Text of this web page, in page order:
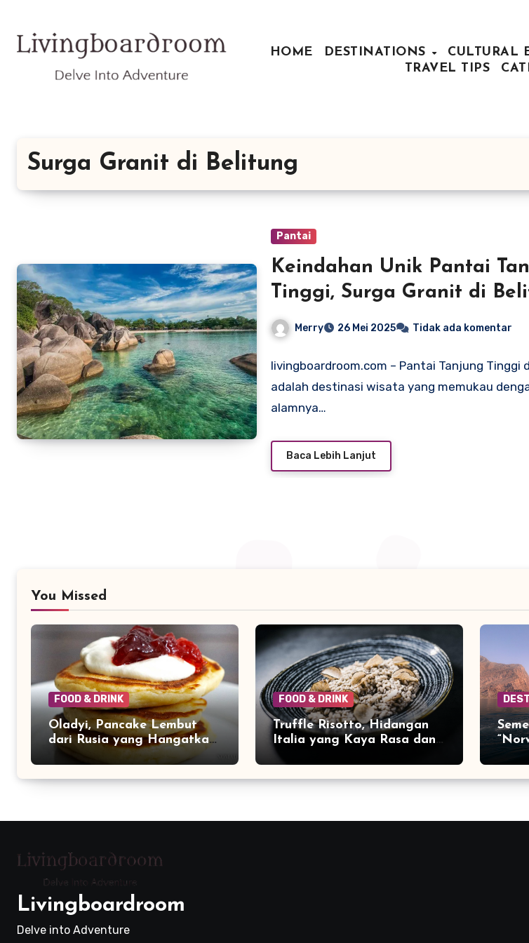
konten
HOME DESTINATIONS CULTURAL
TRAVEL TIPS
Surga Granit di Belitung
Pantai
Keindahan Unik Pantai
Tinggi, Surga Granit di
Merry 26 Mei 2025 Tidak ada komentar
livingboardroom.com – Pantai Tanjung Tinggi
adalah destinasi wisata yang memukau
alamnya…
Baca Lebih Lanjut
You Missed
FOOD & DRINK
Oladyi, Pancake Lembut
dari Rusia yang Hangatkan
Meja Makan Keluarga
FOOD & DRINK
Truffle Risotto, Hidangan
Italia yang Kaya Rasa dan
Aroma
Livingboardroom
Delve into Adventure